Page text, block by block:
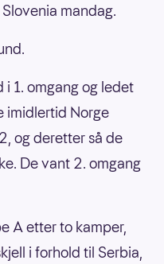
mandag.
1. omgang og ledet
imidlertid Norge
og deretter så de
De vant 2. omgang
A etter to kamper,
i forhold til Serbia,